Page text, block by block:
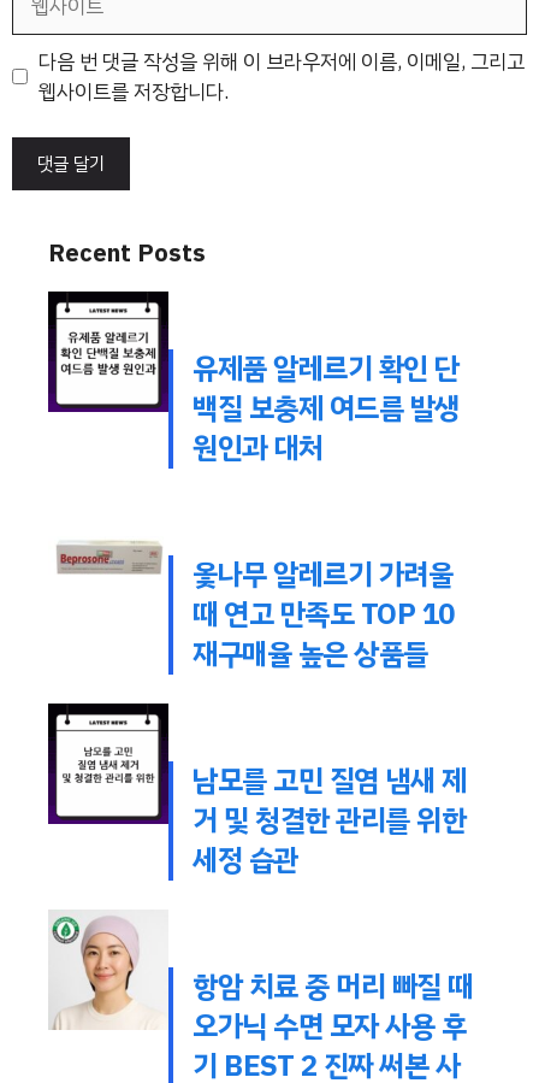
트
다음 번 댓글 작성을 위해 이 브라우저에 이름, 이메일, 그리고
웹사이트를 저장합니다.
Recent Posts
유제품 알레르기 확인 단
백질 보충제 여드름 발생
원인과 대처
옻나무 알레르기 가려울
때 연고 만족도 TOP 10
재구매율 높은 상품들
남모를 고민 질염 냄새 제
거 및 청결한 관리를 위한
세정 습관
항암 치료 중 머리 빠질 때
오가닉 수면 모자 사용 후
기 BEST 2 진짜 써본 사